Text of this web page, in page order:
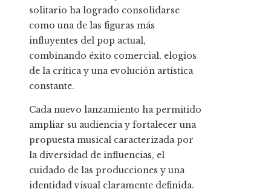
solitario ha logrado consolidarse
como una de las figuras más
influyentes del pop actual,
combinando éxito comercial, elogios
de la crítica y una evolución artística
constante.
Cada nuevo lanzamiento ha permitido
ampliar su audiencia y fortalecer una
propuesta musical caracterizada por
la diversidad de influencias, el
cuidado de las producciones y una
identidad visual claramente definida.